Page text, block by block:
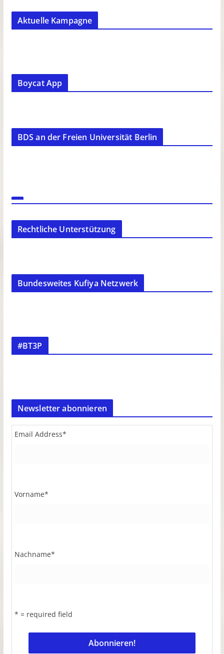
Aktuelle Kampagne
Boycat App
BDS an der Freien Universität Berlin
Rechtliche Unterstützung
Bundesweites Kufiya Netzwerk
#BT3P
Newsletter abonnieren
Email Address*
Vorname*
Nachname*
* = required field